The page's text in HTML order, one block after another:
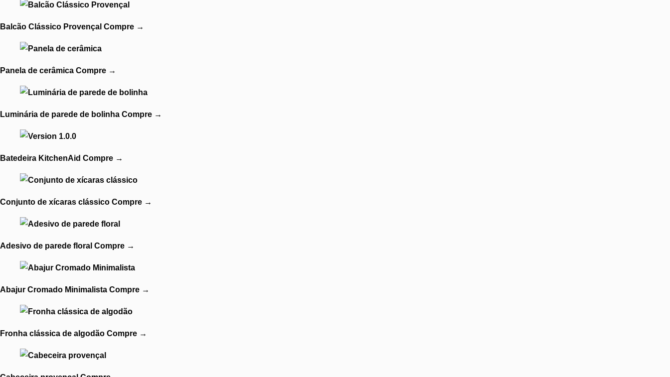
Balcão Clássico Provençal Compre →
Panela de cerâmica Compre →
Luminária de parede de bolinha Compre →
Batedeira KitchenAid Compre →
Conjunto de xícaras clássico Compre →
Adesivo de parede floral Compre →
Abajur Cromado Minimalista Compre →
Fronha clássica de algodão Compre →